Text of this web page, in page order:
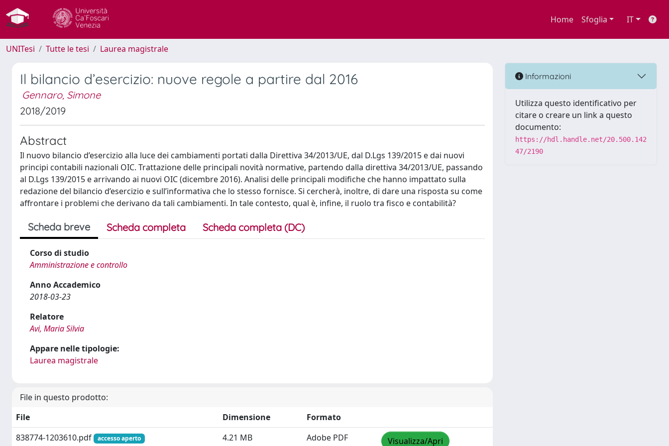
Home Sfoglia IT
UNITesi Tutte le tesi Laurea magistrale
Il bilancio d’esercizio: nuove regole a partire dal 2016
Gennaro, Simone
2018/2019
Abstract
Il nuovo bilancio d’esercizio alla luce dei cambiamenti portati dalla Direttiva 34/2013/UE, dal D.Lgs 139/2015 e dai nuovi
principi contabili nazionali OIC. Trattazione delle principali novità normative, partendo dalla direttiva 34/2013/UE, passando
al D.Lgs 139/2015 e arrivando ai nuovi OIC (dicembre 2016). Analisi delle principali modifiche che hanno impattato sulla
redazione del bilancio d’esercizio e sull’informativa che lo stesso fornisce. Si cercherà, inoltre, di dare una risposta su come
affrontare i problemi che derivano da tali cambiamenti. In tale contesto, qual è, infine, il ruolo tra fisco e contabilità?
Scheda breve Scheda completa Scheda completa (DC)
Corso di studio
Amministrazione e controllo
Anno Accademico
2018-03-23
Relatore
Avi, Maria Silvia
Appare nelle tipologie:
Laurea magistrale
File in questo prodotto:
File
Dimensione
Formato
838774-1203610.pdf
accesso aperto 4.21 MB Adobe PDF Visualizza/Apri
Informazioni
Utilizza questo identificativo per
citare o creare un link a questo
documento:
https://hdl.handle.net/20.500.142
47/2190